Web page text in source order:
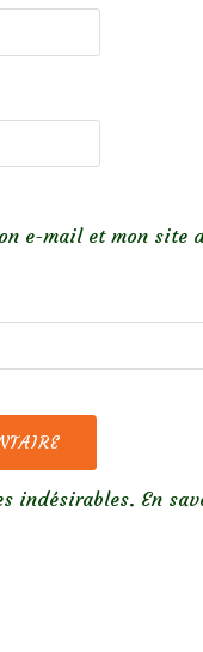
e-mail et mon site
indésirables. En